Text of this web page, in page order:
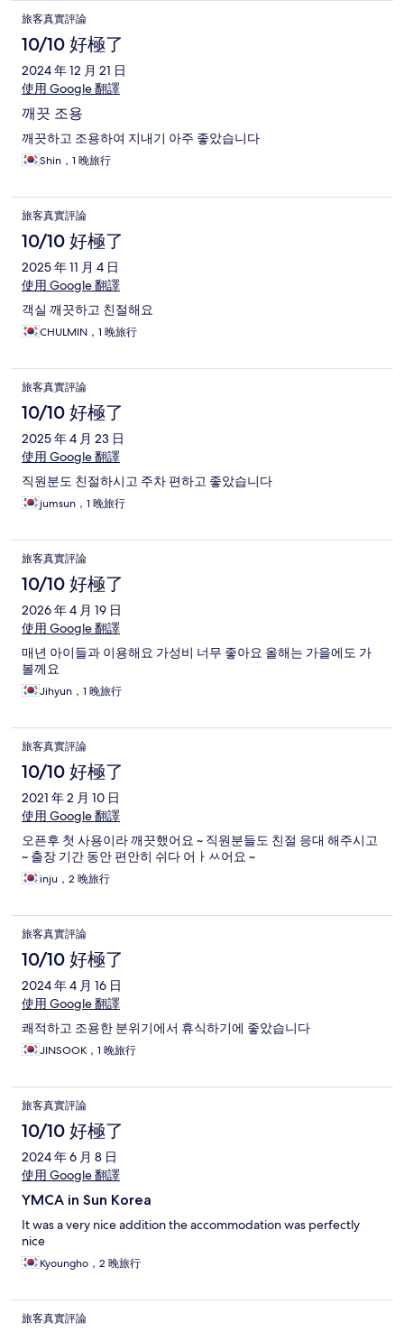
旅客真實評論
10/10 好極了
2024 年 12 月 21 日
使用 Google 翻譯
깨끗 조용
깨끗하고 조용하여 지내기 아주 좋았습니다
Shin，1 晚旅行
旅客真實評論
10/10 好極了
2025 年 11 月 4 日
使用 Google 翻譯
객실 깨끗하고 친절해요
CHULMIN，1 晚旅行
旅客真實評論
10/10 好極了
2025 年 4 月 23 日
使用 Google 翻譯
직원분도 친절하시고 주차 편하고 좋았습니다
jumsun，1 晚旅行
旅客真實評論
10/10 好極了
2026 年 4 月 19 日
使用 Google 翻譯
매년 아이들과 이용해요 가성비 너무 좋아요 올해는 가을에도 가
볼께요
Jihyun，1 晚旅行
旅客真實評論
10/10 好極了
2021 年 2 月 10 日
使用 Google 翻譯
오픈후 첫 사용이라 깨끗했어요 ~ 직원분들도 친절 응대 해주시고
~ 출장 기간 동안 편안히 쉬다 어ㅏㅆ어요 ~
inju，2 晚旅行
旅客真實評論
10/10 好極了
2024 年 4 月 16 日
使用 Google 翻譯
쾌적하고 조용한 분위기에서 휴식하기에 좋았습니다
JINSOOK，1 晚旅行
旅客真實評論
10/10 好極了
2024 年 6 月 8 日
使用 Google 翻譯
YMCA in Sun Korea
It was a very nice addition the accommodation was perfectly
nice
Kyoungho，2 晚旅行
旅客真實評論